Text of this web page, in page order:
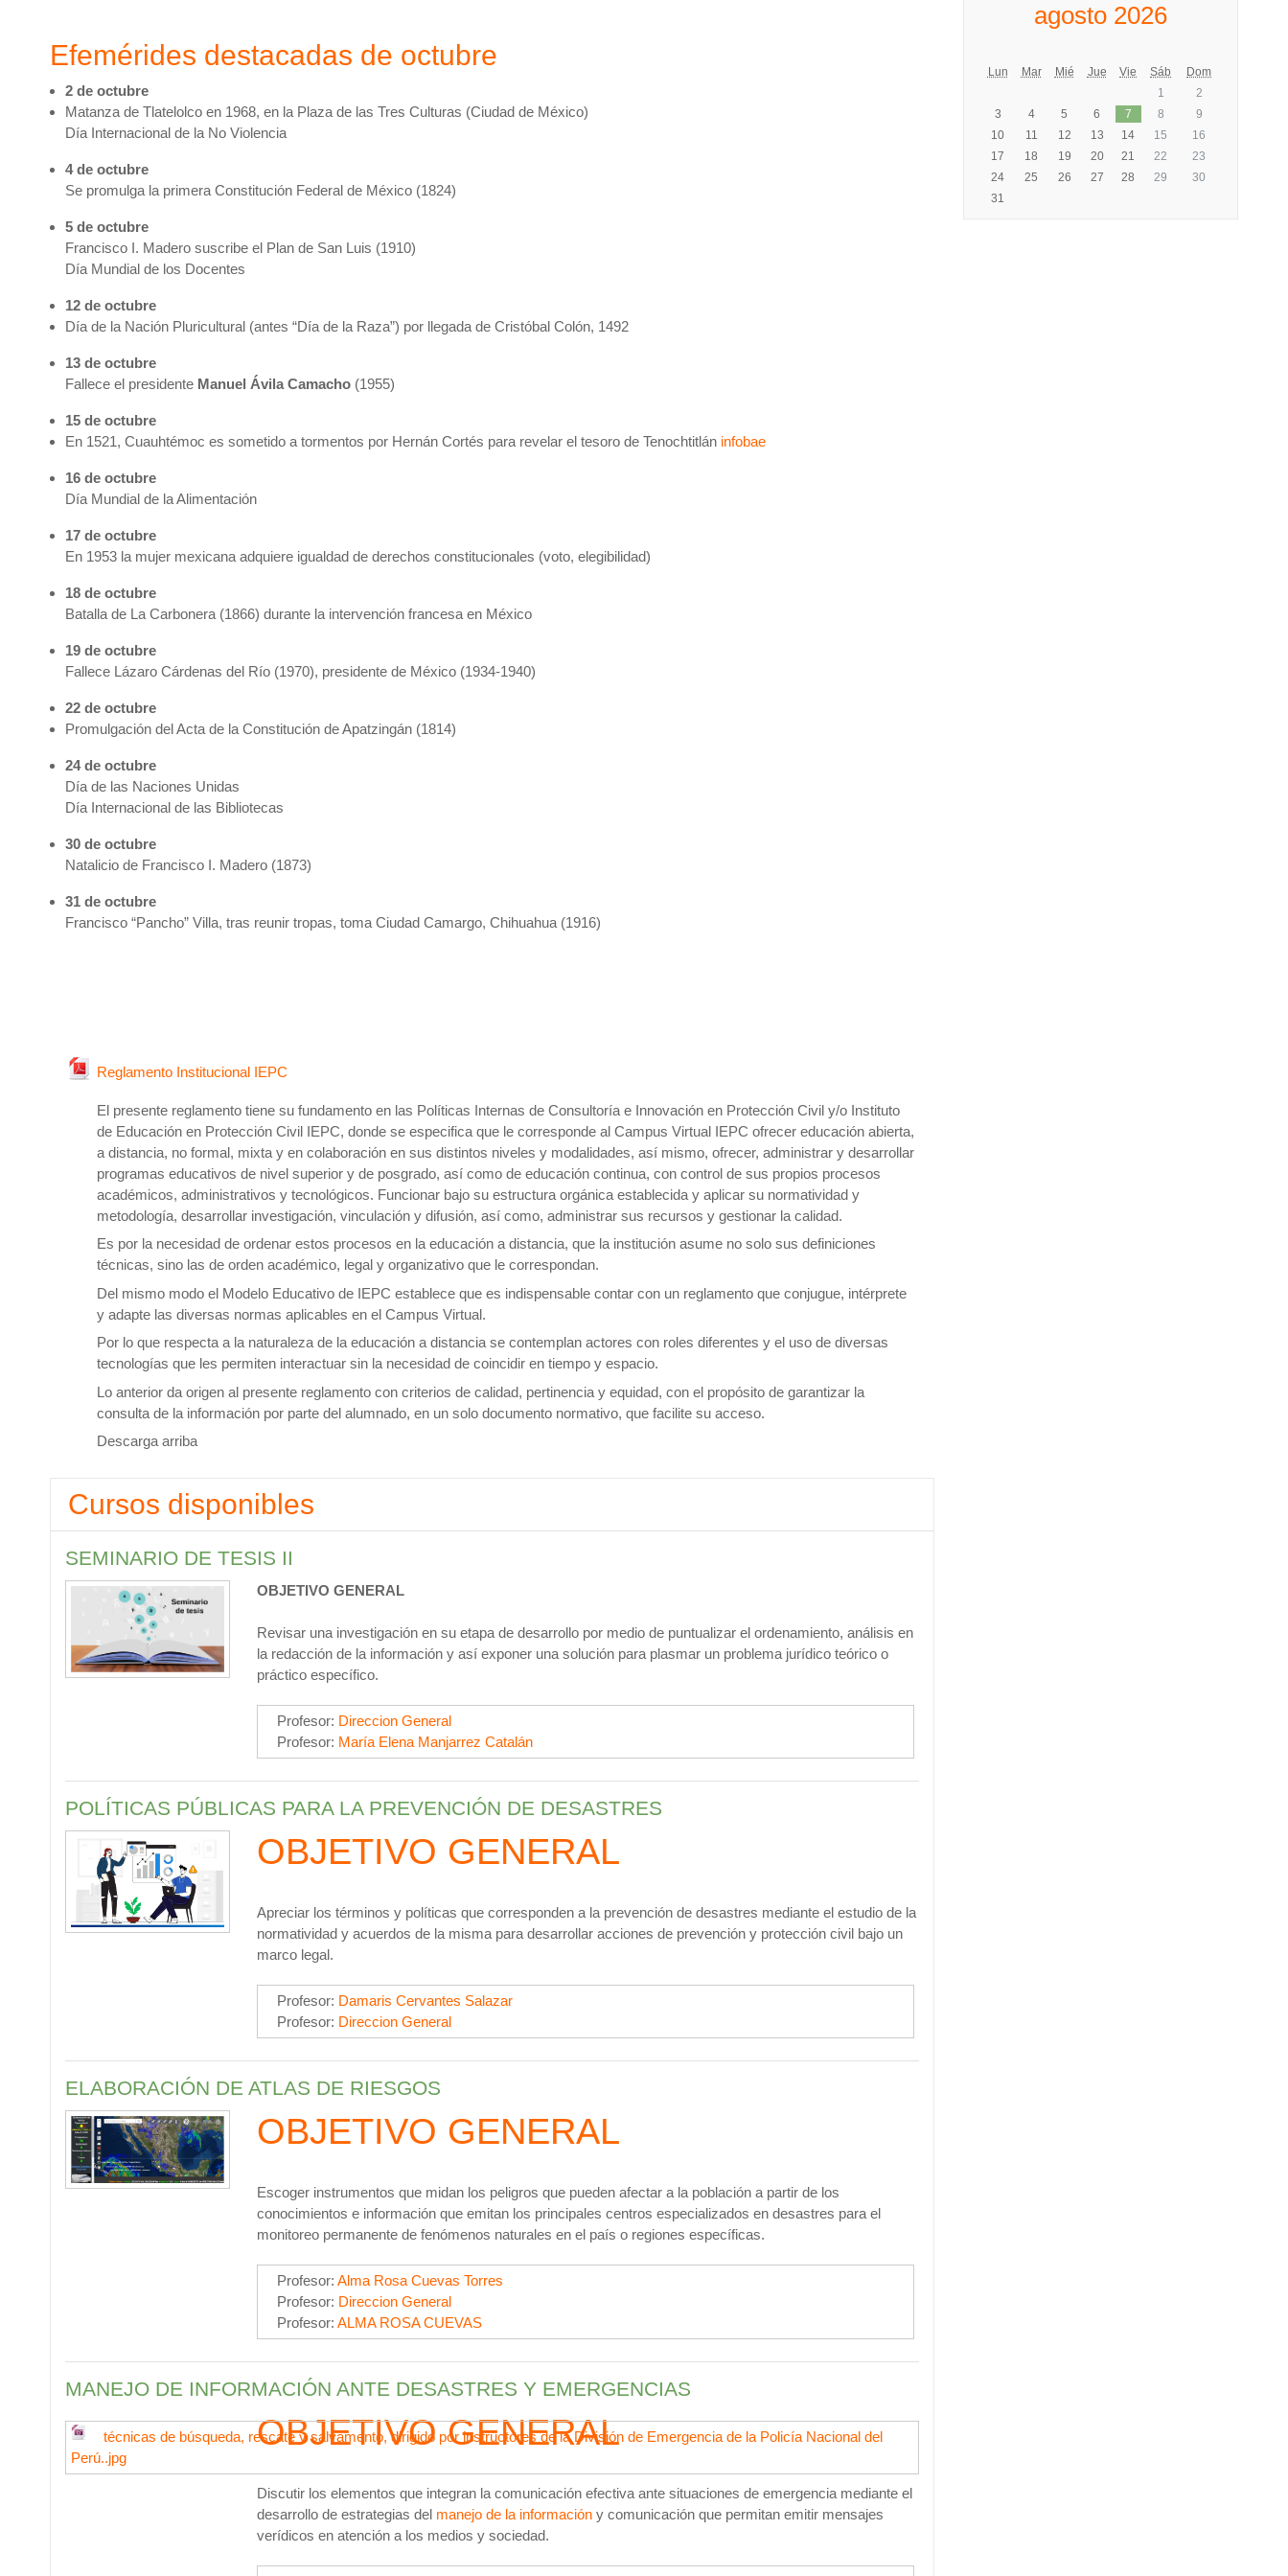
Efemérides destacadas de octubre
2 de octubre
Matanza de Tlatelolco en 1968, en la Plaza de las Tres Culturas (Ciudad de México)
Día Internacional de la No Violencia
4 de octubre
Se promulga la primera Constitución Federal de México (1824)
5 de octubre
Francisco I. Madero suscribe el Plan de San Luis (1910)
Día Mundial de los Docentes
12 de octubre
Día de la Nación Pluricultural (antes “Día de la Raza”) por llegada de Cristóbal Colón, 1492
13 de octubre
Fallece el presidente Manuel Ávila Camacho (1955)
15 de octubre
En 1521, Cuauhtémoc es sometido a tormentos por Hernán Cortés para revelar el tesoro de Tenochtitlán infobae
16 de octubre
Día Mundial de la Alimentación
17 de octubre
En 1953 la mujer mexicana adquiere igualdad de derechos constitucionales (voto, elegibilidad)
18 de octubre
Batalla de La Carbonera (1866) durante la intervención francesa en México
19 de octubre
Fallece Lázaro Cárdenas del Río (1970), presidente de México (1934-1940)
22 de octubre
Promulgación del Acta de la Constitución de Apatzingán (1814)
24 de octubre
Día de las Naciones Unidas
Día Internacional de las Bibliotecas
30 de octubre
Natalicio de Francisco I. Madero (1873)
31 de octubre
Francisco “Pancho” Villa, tras reunir tropas, toma Ciudad Camargo, Chihuahua (1916)
Reglamento Institucional IEPC
Archivo
El presente reglamento tiene su fundamento en las Políticas Internas de Consultoría e Innovación en Protección Civil y/o Instituto
de Educación en Protección Civil IEPC, donde se especifica que le corresponde al Campus Virtual IEPC ofrecer educación abierta,
a distancia, no formal, mixta y en colaboración en sus distintos niveles y modalidades, así mismo, ofrecer, administrar y desarrollar
programas educativos de nivel superior y de posgrado, así como de educación continua, con control de sus propios procesos
académicos, administrativos y tecnológicos. Funcionar bajo su estructura orgánica establecida y aplicar su normatividad y
metodología, desarrollar investigación, vinculación y difusión, así como, administrar sus recursos y gestionar la calidad.
Es por la necesidad de ordenar estos procesos en la educación a distancia, que la institución asume no solo sus definiciones
técnicas, sino las de orden académico, legal y organizativo que le correspondan.
Del mismo modo el Modelo Educativo de IEPC establece que es indispensable contar con un reglamento que conjugue, intérprete
y adapte las diversas normas aplicables en el Campus Virtual.
Por lo que respecta a la naturaleza de la educación a distancia se contemplan actores con roles diferentes y el uso de diversas
tecnologías que les permiten interactuar sin la necesidad de coincidir en tiempo y espacio.
Lo anterior da origen al presente reglamento con criterios de calidad, pertinencia y equidad, con el propósito de garantizar la
consulta de la información por parte del alumnado, en un solo documento normativo, que facilite su acceso.
Descarga arriba
Cursos disponibles
SEMINARIO DE TESIS II
OBJETIVO GENERAL
Revisar una investigación en su etapa de desarrollo por medio de puntualizar el ordenamiento, análisis en
la redacción de la información y así exponer una solución para plasmar un problema jurídico teórico o
práctico específico.
Profesor: Direccion General
Profesor: María Elena Manjarrez Catalán
POLÍTICAS PÚBLICAS PARA LA PREVENCIÓN DE DESASTRES
OBJETIVO GENERAL
Apreciar los términos y políticas que corresponden a la prevención de desastres mediante el estudio de la
normatividad y acuerdos de la misma para desarrollar acciones de prevención y protección civil bajo un
marco legal.
Profesor: Damaris Cervantes Salazar
Profesor: Direccion General
ELABORACIÓN DE ATLAS DE RIESGOS
OBJETIVO GENERAL
Escoger instrumentos que midan los peligros que pueden afectar a la población a partir de los
conocimientos e información que emitan los principales centros especializados en desastres para el
monitoreo permanente de fenómenos naturales en el país o regiones específicas.
Profesor: Alma Rosa Cuevas Torres
Profesor: Direccion General
Profesor: ALMA ROSA CUEVAS
MANEJO DE INFORMACIÓN ANTE DESASTRES Y EMERGENCIAS
OBJETIVO GENERAL
Discutir los elementos que integran la comunicación efectiva ante situaciones de emergencia mediante el
desarrollo de estrategias del manejo de la información y comunicación que permitan emitir mensajes
verídicos en atención a los medios y sociedad.
técnicas de búsqueda, rescate y salvamento, dirigido por instructores de la División de Emergencia de la Policía Nacional del
Perú..jpg
agosto 2026
Lun Mar Mié Jue Vie Sáb
Dom
1
2
3
4 5 6 7 8
9
10
11 12 13 14 15
16
17
18 19 20 21 22
23
24
25 26 27 28 29
30
31